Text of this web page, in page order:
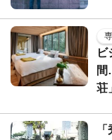
ビ
間
荘